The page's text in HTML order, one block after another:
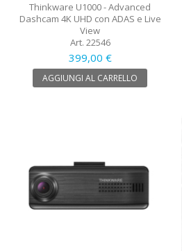
Thinkware U1000 - Advanced
Dashcam 4K UHD con ADAS e Live
View
Art. 22546
399,00 €
AGGIUNGI AL CARRELLO